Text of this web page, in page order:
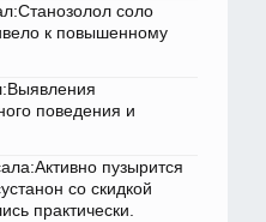
соло
к повышенному
поведения и
пузырится
со скидкой
практически.